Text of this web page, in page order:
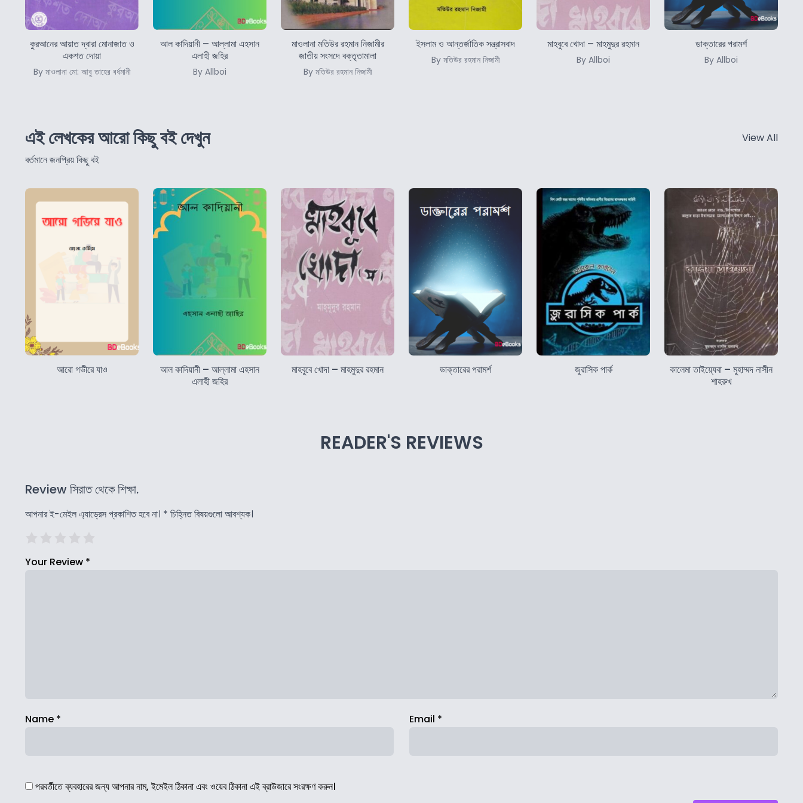
কুরআনের আয়াত দ্বারা মোনাজাত ও
একশত দোয়া
By মাওলানা মো: আবু তাহের বর্ধমানী
আল কাদিয়ানী – আল্লামা এহসান
এলাহী জহির
By Allboi
মাওলানা মতিউর রহমান নিজামীর
জাতীয় সংসদে বক্তৃতামালা
By মতিউর রহমান নিজামী
ইসলাম ও আন্তর্জাতিক সন্ত্রাসবাদ
By মতিউর রহমান নিজামী
মাহবুবে খোদা – মাহমুদুর রহমান
By Allboi
ডাক্তারের পরামর্শ
By Allboi
এই লেখকের আরো কিছু বই দেখুন
বর্তমানে জনপ্রিয় কিছু বই
View All
আরো গভীরে যাও
আল কাদিয়ানী – আল্লামা এহসান
এলাহী জহির
মাহবুবে খোদা – মাহমুদুর রহমান ডাক্তারের পরামর্শ জুরাসিক পার্ক
কালেমা তাইয়্যেবা – মুহাম্মদ নাসীন
শাহরুখ
READER'S REVIEWS
Review সিরাত থেকে শিক্ষা.
আপনার ই-মেইল এ্যাড্রেস প্রকাশিত হবে না। * চিহ্নিত বিষয়গুলো আবশ্যক।
Your Review *
Name * Email *
পরবর্তীতে ব্যবহারের জন্য আপনার নাম, ইমেইল ঠিকানা এবং ওয়েব ঠিকানা এই ব্রাউজারে সংরক্ষণ করুন।